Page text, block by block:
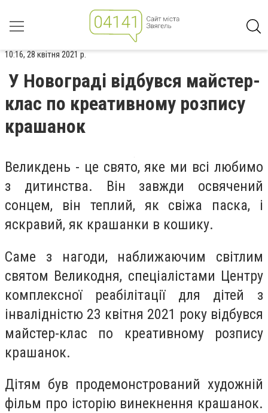
10:16, 28 квітня 2021 р.
У Новограді відбувся майстер-
клас по креативному розпису
крашанок
Великдень - це свято, яке ми всі любимо
з дитинства. Він завжди освячений
сонцем, він теплий, як свіжа паска, і
яскравий, як крашанки в кошику.
Саме з нагоди, наближаючим світлим
святом Великодня, спеціалістами Центру
комплексної реабілітації для дітей з
інвалідністю 23 квітня 2021 року відбувся
майстер-клас по креативному розпису
крашанок.
Дітям був продемонстрований художній
фільм про історію винекнення крашанок.